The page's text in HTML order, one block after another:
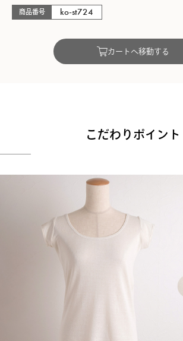
商品番号 ko-st724
カートへ移動する
こだわりポイント